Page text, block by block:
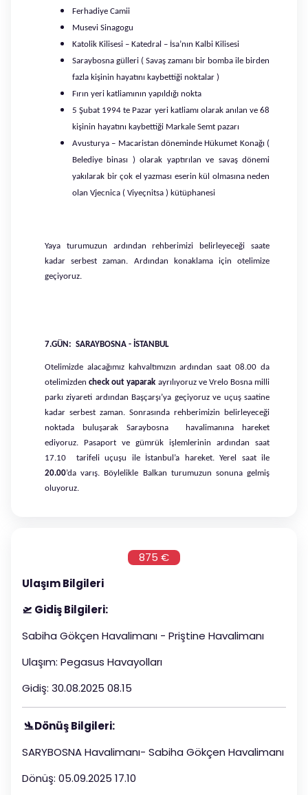
Ferhadiye Camii
Musevi Sinagogu
Katolik Kilisesi – Katedral – İsa’nın Kalbi Kilisesi
Saraybosna gülleri ( Savaş zamanı bir bomba ile birden
fazla kişinin hayatını kaybettiği noktalar )
Fırın yeri katliamının yapıldığı nokta
5 Şubat 1994 te Pazar yeri katliamı olarak anılan ve 68
kişinin hayatını kaybettiği Markale Semt pazarı
Avusturya – Macaristan döneminde Hükumet Konağı (
Belediye binası ) olarak yaptırılan ve savaş dönemi
yakılarak bir çok el yazması eserin kül olmasına neden
olan Vjecnica ( Viyeçnitsa ) kütüphanesi
Yaya turumuzun ardından rehberimizi belirleyeceği saate
kadar serbest zaman. Ardından konaklama için otelimize
geçiyoruz.
7.GÜN: SARAYBOSNA - İSTANBUL
Otelimizde alacağımız kahvaltımızın ardından saat 08.00 da
otelimizdencheck out yaparak ayrılıyoruz ve Vrelo Bosna milli
parkı ziyareti ardından Başçarşı’ya geçiyoruz ve uçuş saatine
kadar serbest zaman. Sonrasında rehberimizin belirleyeceği
noktada buluşarak Saraybosna havalimanına hareket
ediyoruz. Pasaport ve gümrük işlemlerinin ardından saat
17.10 tarifeli uçuşu ile İstanbul’a hareket. Yerel saat ile
20.00’da varış. Böylelikle Balkan turumuzun sonuna gelmiş
oluyoruz.
875 €
Ulaşım Bilgileri
🛫 Gidiş Bilgileri:
Sabiha Gökçen Havalimanı - Priştine Havalimanı
Ulaşım: Pegasus Havayolları
Gidiş: 30.08.2025 08.15
🛬Dönüş Bilgileri:
SARYBOSNA Havalimanı- Sabiha Gökçen Havalimanı
Dönüş: 05.09.2025 17.10